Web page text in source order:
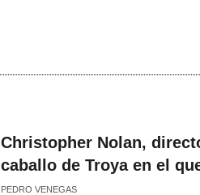
Christopher Nolan,
caballo de Troya en el
PEDRO VENEGAS